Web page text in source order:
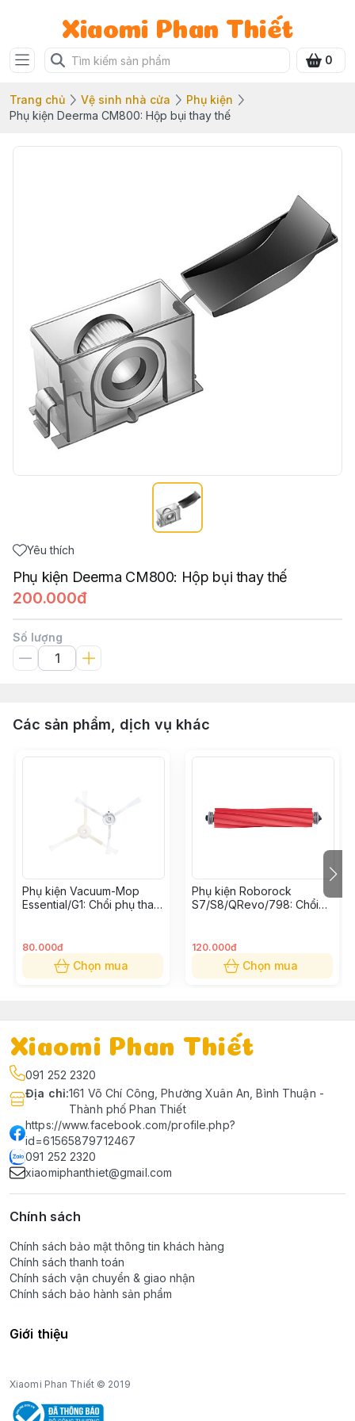
Xiaomi Phan Thiết
0
Trang chủ Vệ sinh nhà cửa
Phụ kiện
Phụ kiện Deerma CM800: Hộp bụi thay thế
Yêu thích
Phụ kiện Deerma CM800: Hộp bụi thay thế
200.000đ
Số lượng
Các sản phẩm, dịch vụ khác
Phụ kiện Vacuum-Mop
Essential/G1: Chổi phụ thay
80.000đ
Chọn mua
Phụ kiện Roborock
S7/S8/QRevo/798: Chổi
120.000đ
Chọn mua
Xiaomi Phan Thiết
091 252 2320
Địa chỉ:161 Võ Chí Công, Phường Xuân An, Bình Thuận -
Thành phố Phan Thiết
https://www.facebook.com/profile.php?
id=61565879712467
091 252 2320
xiaomiphanthiet@gmail.com
Chính sách
Chính sách bảo mật thông tin khách hàng
Chính sách thanh toán
Chính sách vận chuyển & giao nhận
Chính sách bảo hành sản phẩm
Giới thiệu
Xiaomi Phan Thiết © 2019